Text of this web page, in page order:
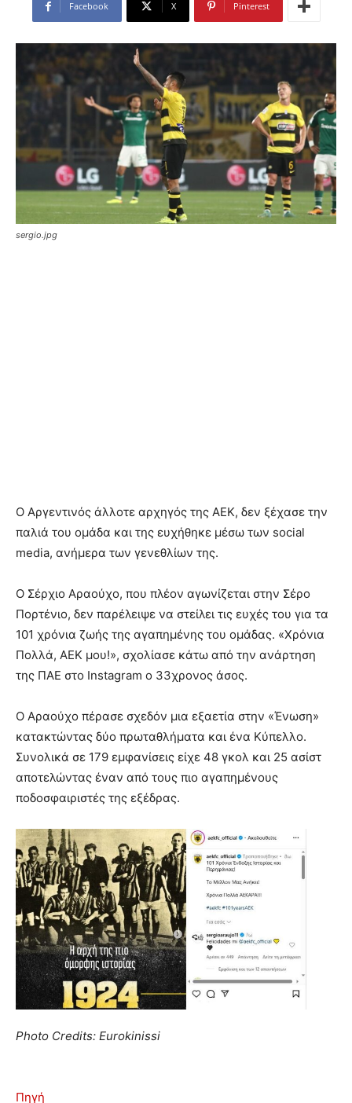
Facebook X Pinterest
sergio.jpg
Ο Αργεντινός άλλοτε αρχηγός της ΑΕΚ, δεν ξέχασε την
παλιά του ομάδα και της ευχήθηκε μέσω των social
media, ανήμερα των γενεθλίων της.
Ο Σέρχιο Αραούχο, που πλέον αγωνίζεται στην Σέρο
Πορτένιο, δεν παρέλειψε να στείλει τις ευχές του για τα
101 χρόνια ζωής της αγαπημένης του ομάδας. «Χρόνια
Πολλά, ΑΕΚ μου!», σχολίασε κάτω από την ανάρτηση
της ΠΑΕ στο Instagram o 33χρονος άσος.
Ο Αραούχο πέρασε σχεδόν μια εξαετία στην «Ένωση»
κατακτώντας δύο πρωταθλήματα και ένα Κύπελλο.
Συνολικά σε 179 εμφανίσεις είχε 48 γκολ και 25 ασίστ
αποτελώντας έναν από τους πιο αγαπημένους
ποδοσφαιριστές της εξέδρας.
Photo Credits: Eurokinissi
Πηγή